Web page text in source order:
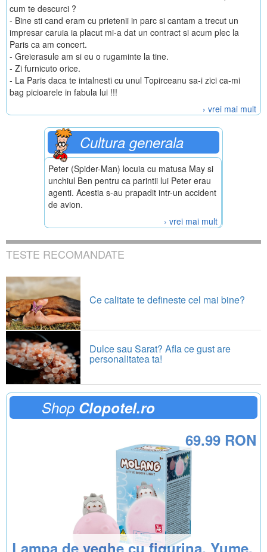
cum te descurci ?
- Bine sti cand eram cu prietenii in parc si cantam a trecut un
impresar caruia ia placut mi-a dat un contract si acum plec la
Paris ca am concert.
- Greierasule am si eu o rugaminte la tine.
- Zi furnicuto orice.
- La Paris daca te intalnesti cu unul Topirceanu sa-i zici ca-mi
bag picioarele in fabula lui !!!
› vrei mai mult
Cultura generala
Peter (Spider-Man) locuia cu matusa May si
unchiul Ben pentru ca parintii lui Peter erau
agenti. Acestia s-au prapadit intr-un accident
de avion.
› vrei mai mult
TESTE RECOMANDATE
Ce calitate te defineste cel mai bine?
Dulce sau Sarat? Afla ce gust are
personalitatea ta!
Shop Clopotel.ro
Lampa de veghe cu figurina, Yume,
69.99 RON